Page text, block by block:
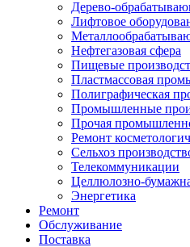
Дерево-
Лифтовое
Нефтегазовая сфера
Пищевые
Пластмассовая
Полиграфическая
Промышленные
Прочая
Ремонт
Сельхоз
Телекоммуникации
Целлюлозно-
Энергетика
Ремонт
Обслуживание
Поставка